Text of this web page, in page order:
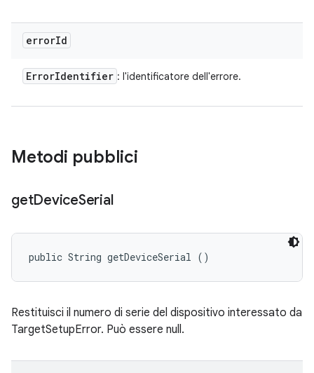
errorId
ErrorIdentifier : l'identificatore dell'errore.
Metodi pubblici
getDeviceSerial
public String getDeviceSerial ()
Restituisci il numero di serie del dispositivo interessato da
TargetSetupError. Può essere null.